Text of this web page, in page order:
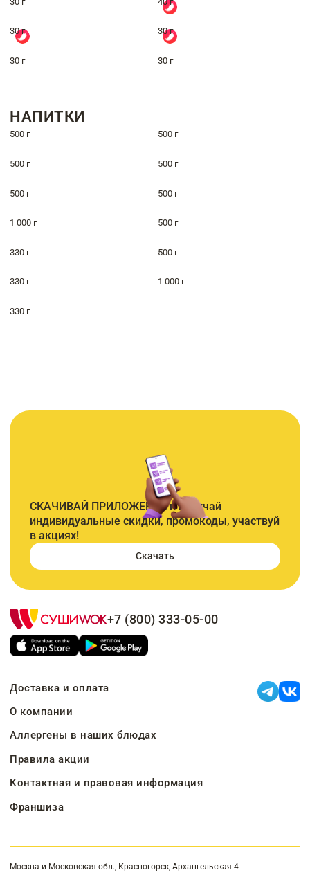
30 г 30 г
30 г 30 г
НАПИТКИ
500 г 500 г
500 г 500 г
500 г 500 г
1 000 г 500 г
330 г 500 г
330 г 1 000 г
330 г
СКАЧИВАЙ ПРИЛОЖЕНИЕ и получай
индивидуальные скидки, промокоды, участвуй
в акциях!
Скачать
+7 (800) 333-05-00
Доставка и оплата
О компании
Аллергены в наших блюдах
Правила акции
Контактная и правовая информация
Франшиза
Москва и Московская обл., Красногорск, Архангельская 4